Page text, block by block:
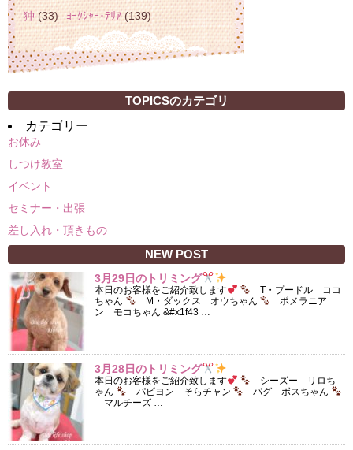
狆(33) ﾖｰｸｼｬｰ･ﾃﾘｱ(139)
TOPICSのカテゴリ
カテゴリー
お休み
しつけ教室
イベント
セミナー・出張
差し入れ・頂きもの
NEW POST
3月29日のトリミング
本日のお客様をご紹介致します
T・プードル ココ
ちゃん
M・ダックス オウちゃん
ポメラニア
ン モコちゃん &#x1f43 …
3月28日のトリミング
本日のお客様をご紹介致します
シーズー リロち
ゃん
パピヨン そらチャン
パグ ボスちゃん
マルチーズ …